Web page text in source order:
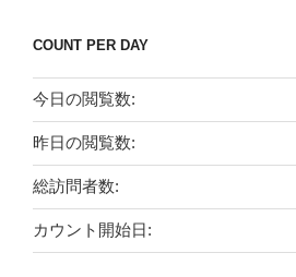
COUNT PER DAY
今日の閲覧数:
昨日の閲覧数:
総訪問者数:
カウント開始日: